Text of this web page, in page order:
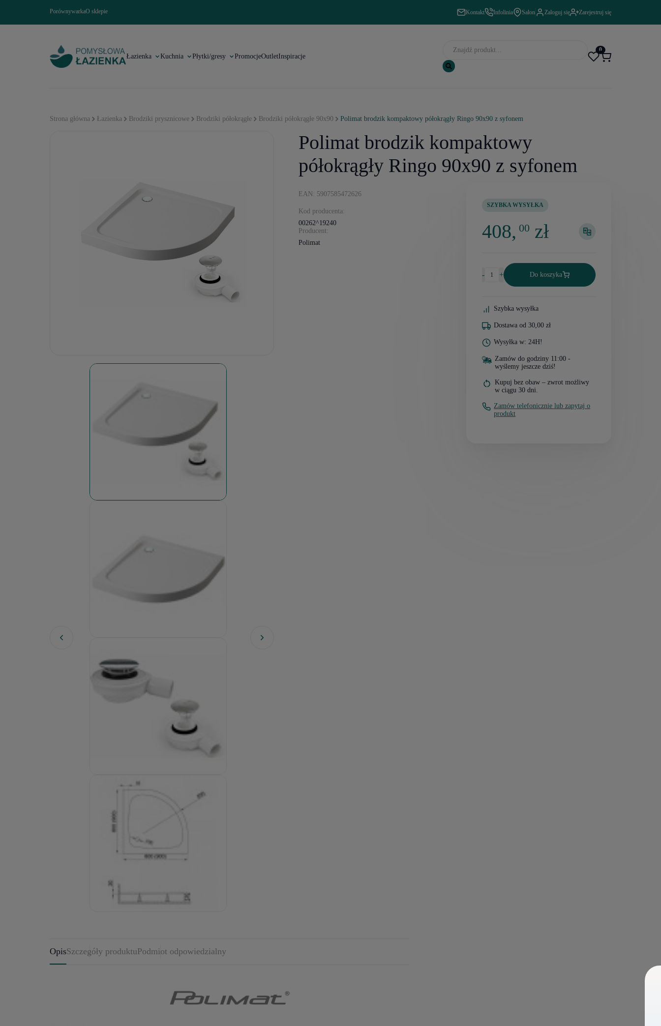
PorównywarkaO sklepie Kontakt Infolinia Salon Zaloguj się Zarejestruj się
Łazienka Kuchnia Płytki/gresy PromocjeOutletInspiracje
0
Strona główna Łazienka Brodziki prysznicowe Brodziki półokrągłe Brodziki półokrągłe 90x90 Polimat brodzik kompaktowy półokrągły Ringo 90x90 z syfonem
Polimat brodzik kompaktowy
półokrągły Ringo 90x90 z syfonem
EAN: 5907585472626
Kod producenta:
00262^19240
Producent:
Polimat
SZYBKA WYSYŁKA
408,00 zł
- + Do koszyka
Szybka wysyłka
Dostawa od 30,00 zł
Wysyłka w: 24H!
Zamów do godziny 11:00 -
wyślemy jeszcze dziś!
Kupuj bez obaw – zwrot możliwy
w ciągu 30 dni.
Zamów telefonicznie lub zapytaj o
produkt
OpisSzczegóły produktuPodmiot odpowiedzialny